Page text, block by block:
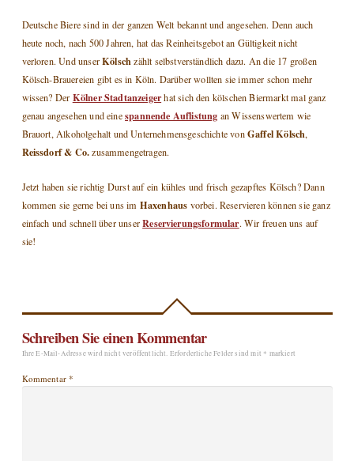
Deutsche Biere sind in der ganzen Welt bekannt und angesehen. Denn auch
heute noch, nach 500 Jahren, hat das Reinheitsgebot an Gültigkeit nicht
verloren. Und unserKölschzählt selbstverständlich dazu. An die 17 großen
Kölsch-Brauereien gibt es in Köln. Darüber wollten sie immer schon mehr
wissen? Der Kölner Stadtanzeigerhat sich den kölschen Biermarkt mal ganz
genau angesehen und einespannende Auflistung an Wissenswertem wie
Brauort, Alkoholgehalt und Unternehmensgeschichte vonGaffel Kölsch,
Reissdorf & Co.zusammengetragen.
Jetzt haben sie richtig Durst auf ein kühles und frisch gezapftes Kölsch? Dann
kommen sie gerne bei uns im Haxenhaus vorbei. Reservieren können sie ganz
einfach und schnell über unserReservierungsformular. Wir freuen uns auf
sie!
Schreiben Sie einen Kommentar
Ihre E-Mail-Adresse wird nicht veröffentlicht. Erforderliche Felder sind mit * markiert
Kommentar*